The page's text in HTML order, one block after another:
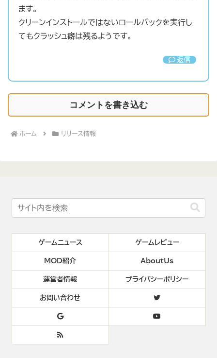
ます。
クリーンインストールではないロールバックを実行し
てもクラッシュ癖は残るようです。
返信
コメントを書き込む
ホーム リリース情報
ゲームニュース ゲームレビュー
MOD紹介 AboutUs
運営者情報 プライバシーポリシー
お問い合わせ